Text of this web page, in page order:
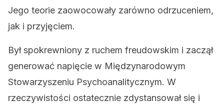
Jego teorie zaowocowały zarówno odrzuceniem,
jak i przyjęciem.
Był spokrewniony z ruchem freudowskim i zaczął
generować napięcie w Międzynarodowym
Stowarzyszeniu Psychoanalitycznym. W
rzeczywistości ostatecznie zdystansował się i